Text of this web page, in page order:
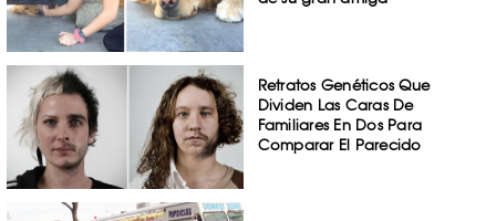
Retratos Genéticos Que
Dividen Las Caras De
Familiares En Dos Para
Comparar El Parecido